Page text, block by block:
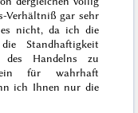
Verhältniß gar sehr
nicht, da ich die
Standhaftigkeit
des Handelns zu
für wahrhaft
ich Ihnen nur die